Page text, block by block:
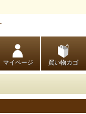
マイページ 買い物カゴ